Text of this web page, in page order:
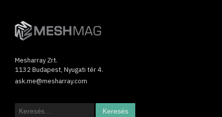
Mesharray Zrt.
1132 Budapest, Nyugati tér 4.
ask.me@mesharray.com
Keresés: